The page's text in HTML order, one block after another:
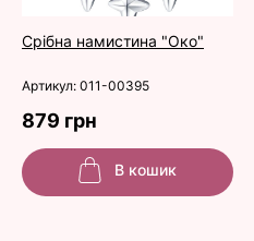
Срібна намистина "Око"
Артикул: 011-00395
879 грн
В кошик